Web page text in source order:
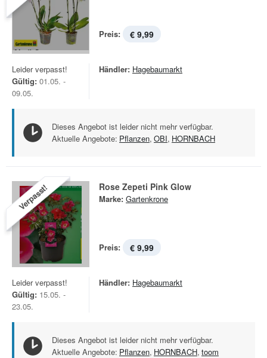
Preis: € 9,99
Leider verpasst!
Gültig: 01.05. -
09.05.
Händler: Hagebaumarkt
Dieses Angebot ist leider nicht mehr verfügbar.
Aktuelle Angebote: Pflanzen, OBI, HORNBACH
Verpasst! Rose Zepeti Pink Glow
Marke: Gartenkrone
Preis: € 9,99
Leider verpasst!
Gültig: 15.05. -
23.05.
Händler: Hagebaumarkt
Dieses Angebot ist leider nicht mehr verfügbar.
Aktuelle Angebote: Pflanzen, HORNBACH, toom